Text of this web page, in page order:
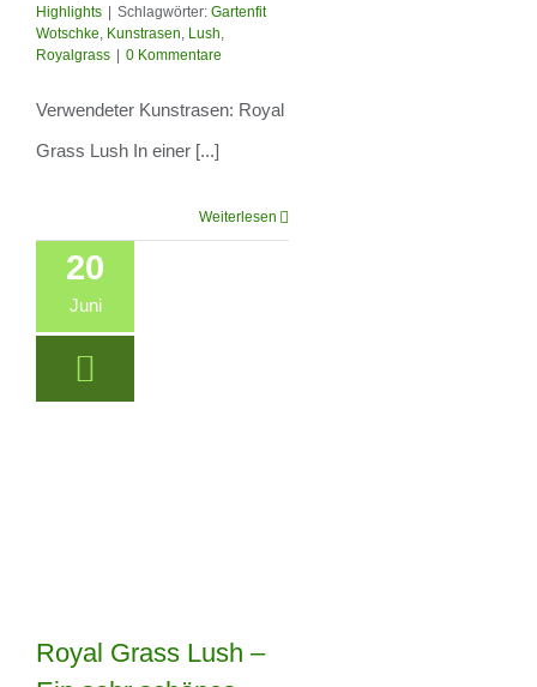
perfekten Garten.
Highlights | Schlagwörter: Gartenfit
Wotschke Kunstrasen Lush
Royalgrass | 0 Kommentare
Verwendeter Kunstrasen: Royal
Grass Lush In einer [...]
Weiterlesen
20
Juni
Royal Grass Lush –